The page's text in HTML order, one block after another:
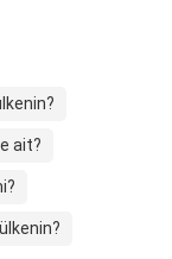
ait?